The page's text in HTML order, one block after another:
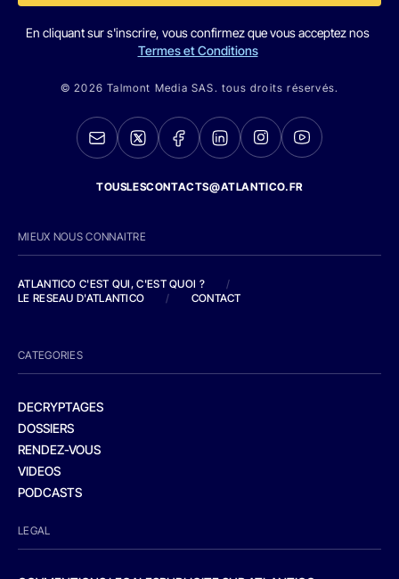
En cliquant sur s'inscrire, vous confirmez que vous acceptez nos
Termes et Conditions
© 2026 Talmont Media SAS. tous droits réservés.
TOUSLESCONTACTS@ATLANTICO.FR
MIEUX NOUS CONNAITRE
ATLANTICO C'EST QUI, C'EST QUOI ?
/
LE RESEAU D'ATLANTICO
/ CONTACT
CATEGORIES
DECRYPTAGES
DOSSIERS
RENDEZ-VOUS
VIDEOS
PODCASTS
LEGAL